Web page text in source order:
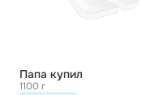
Папа купил
1100 г